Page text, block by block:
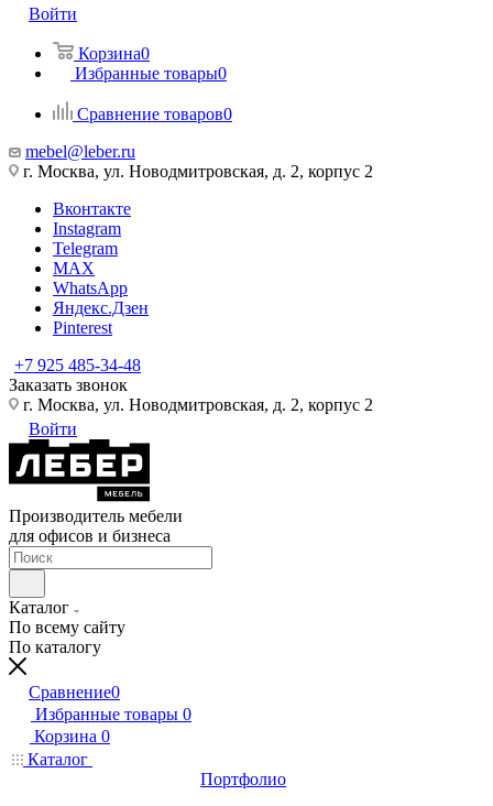
Войти
Корзина0
Избранные товары0
Сравнение товаров0
mebel@leber.ru
г. Москва, ул. Новодмитровская, д. 2, корпус 2
Вконтакте
Instagram
Telegram
MAX
WhatsApp
Яндекс.Дзен
Pinterest
+7 925 485-34-48
Заказать звонок
г. Москва, ул. Новодмитровская, д. 2, корпус 2
Войти
Производитель мебели
для офисов и бизнеса
Каталог
По всему сайту
По каталогу
Сравнение0
Избранные товары 0
Корзина 0
Каталог
Портфолио